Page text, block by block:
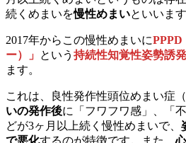
続くめまいを慢性めまいといいます
2017年からこの慢性めまいにPPPD
ー）」
という 持続性知覚性姿勢誘
ます。
これは、良性発作性頭位めまい症
いの発作後に「フワフワ感」、「
どが3ヶ月以上続く慢性めまいで、
で悪化するのが特徴です。また、